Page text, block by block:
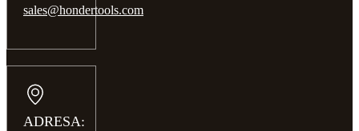
sales@hondertools.com
ADRESA: